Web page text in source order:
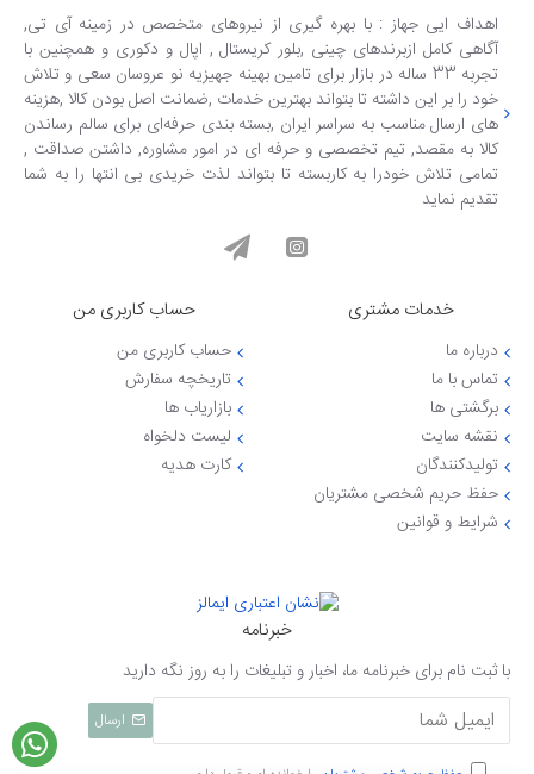
اهداف ایی جهاز : با بهره گیری از نیروهای متخصص در زمینه آی تی,
آگاهی کامل ازبرندهای چینی ,بلور کریستال , اپال و دکوری و همچنین با
تجربه 33 ساله در بازار برای تامین بهینه جهیزیه نو عروسان سعی و تلاش
خود را بر این داشته تا بتواند بهترین خدمات ,ضمانت اصل بودن کالا ,هزینه
های ارسال مناسب به سراسر ایران ,بسته بندی حرفه‌ای برای سالم رساندن
کالا به مقصد, تیم تخصصی و حرفه ای در امور مشاوره, داشتن صداقت ,
تمامی تلاش خودرا به کاربسته تا بتواند لذت خریدی بی انتها را به شما
تقدیم نماید
خدمات مشتری
درباره ما
تماس با ما
برگشتی ها
نقشه سایت
تولیدکنندگان
حفظ حریم شخصی مشتریان
شرایط و قوانین
حساب کاربری من
حساب کاربری من
تاریخچه سفارش
بازاریاب ها
لیست دلخواه
کارت هدیه
خبرنامه
با ثبت نام برای خبرنامه ما، اخبار و تبلیغات را به روز نگه دارید
ارسال